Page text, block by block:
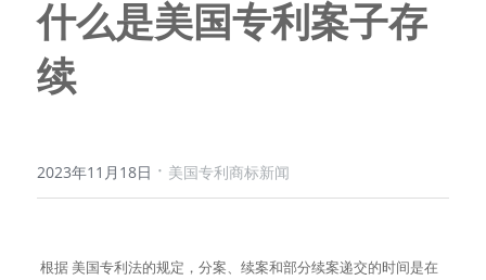
什么是美国专利案子存
续
2023年11月18日 · 美国专利商标新闻